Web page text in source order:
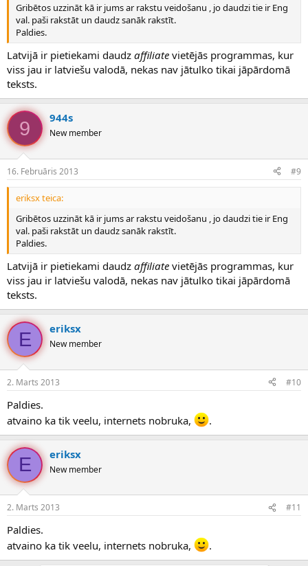
Gribētos uzzināt kā ir jums ar rakstu veidošanu , jo daudzi tie ir Eng
val. paši rakstāt un daudz sanāk rakstīt.
Paldies.
Latvijā ir pietiekami daudz affiliate vietējās programmas, kur
viss jau ir latviešu valodā, nekas nav jātulko tikai jāpārdomā
teksts.
9 944s
New member
16. Februāris 2013 #9
eriksx teica:
Gribētos uzzināt kā ir jums ar rakstu veidošanu , jo daudzi tie ir Eng
val. paši rakstāt un daudz sanāk rakstīt.
Paldies.
Latvijā ir pietiekami daudz affiliate vietējās programmas, kur
viss jau ir latviešu valodā, nekas nav jātulko tikai jāpārdomā
teksts.
E eriksx
New member
2. Marts 2013 #10
Paldies.
atvaino ka tik veelu, internets nobruka,
.
E eriksx
New member
2. Marts 2013 #11
Paldies.
atvaino ka tik veelu, internets nobruka,
.